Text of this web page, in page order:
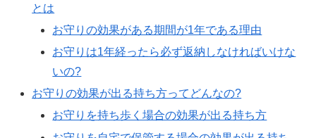
とは
お守りの効果がある期間が1年である理由
お守りは1年経ったら必ず返納しなければいけな
いの?
お守りの効果が出る持ち方ってどんなの?
お守りを持ち歩く場合の効果が出る持ち方